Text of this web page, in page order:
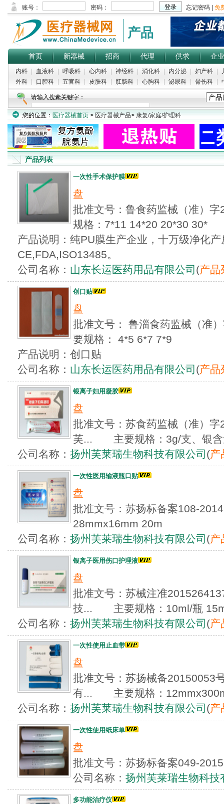
产品
首页 新器械 招商 代理 供求 企业
内科 血液科 呼吸科 心内科 神经科 消化科 内分泌 妇产科
外科
口腔科 五官科 皮肤科 肛肠科 心胸科 泌尿科 骨伤科
请输入搜素关键字：
您的位置： 医疗器械首页 > 医疗器械产品> 康复/家庭/护理科
产品列表
一次性手术保护膜
盘
批准文号：鲁食药监械（准
规格：7*11 14*20 20*30 30*
产品说明：纯PU膜生产企业，十万级净化
CE,FDA,ISO13485。
公司名称： 山东长运医药用品有限公司 (产品
创口贴
盘
批准文号： 鲁淄食药监械（
要规格： 4*5 6*7 7*9
产品说明：创口贴
公司名称： 山东长运医药用品有限公司 (产品
银离子妇用凝胶
盘
批准文号：苏食药监械（准）
芙... 主要规格：3g/支、银含
公司名称： 扬州芙莱瑞生物科技有限公司 (产
一次性医用输液瓶口贴
盘
批准文号：苏扬标备案108-
28mmx16mm 20m
公司名称： 扬州芙莱瑞生物科技有限公司 (产
银离子医用伤口护理液
盘
批准文号：苏械注准
技... 主要规格：10ml/瓶
公司名称： 扬州芙莱瑞生物科技有限公司 (产
一次性使用止血带
盘
批准文号：苏扬械备20150053
有... 主要规格：
公司名称： 扬州芙莱瑞生物科技有限公司 (产
一次性使用纸床单
盘
批准文号：苏扬标备案049-
公司名称： 扬州芙莱瑞生物科技
多功能治疗仪